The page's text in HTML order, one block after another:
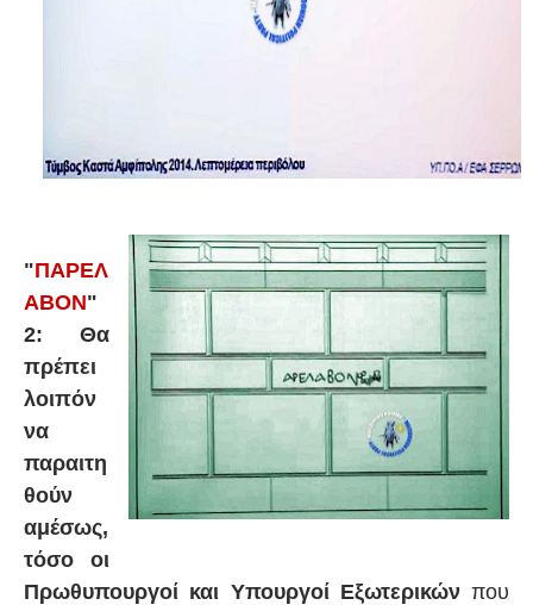
"ΠΑΡΕΛ
ΑΒΟΝ"
2: Θα
πρέπει
λοιπόν
να
παραιτη
θούν
αμέσως,
τόσο οι
Πρωθυπουργοί και Υπουργοί Εξωτερικών που